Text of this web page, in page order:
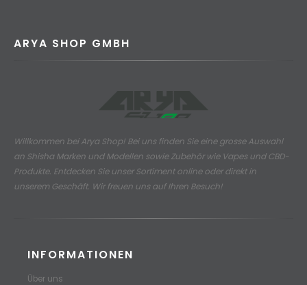
ARYA SHOP GMBH
Willkommen bei Arya Shop! Bei uns finden Sie eine grosse Auswahl
an Shisha Marken und Modellen sowie Zubehör wie Vapes und CBD-
Produkte. Entdecken Sie unser Sortiment online oder direkt in
unserem Geschäft. Wir freuen uns auf Ihren Besuch!
INFORMATIONEN
Über uns